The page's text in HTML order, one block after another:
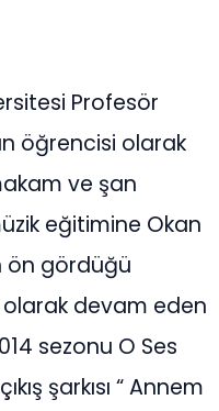
Profesör
öğrencisi olarak
ve şan
eğitimine Okan
ön gördüğü
devam eden
sezonu O Ses
şarkısı “ Annem